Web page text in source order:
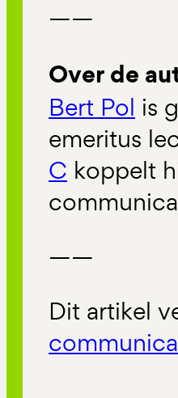
——
Over de
Bert Pol is
emeritus
C koppelt
——
Dit artikel